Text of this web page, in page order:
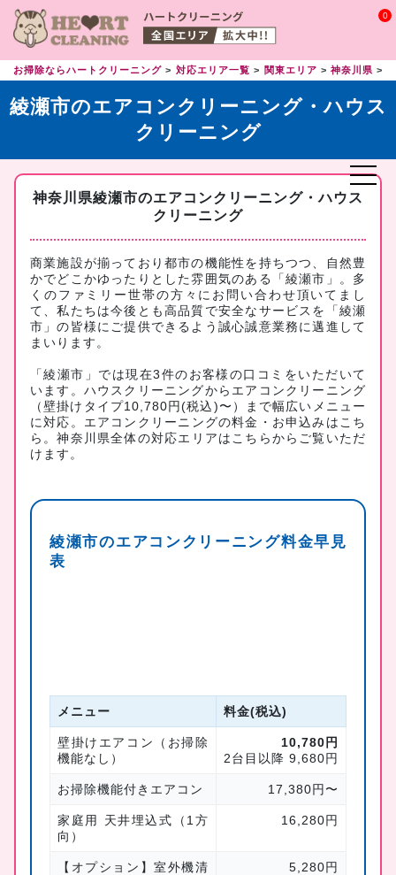
0
お掃除ならハートクリーニング 対応エリア一覧 関東エリア 神奈川県
綾瀬市のエアコンクリーニング・ハウス
クリーニング
神奈川県綾瀬市のエアコンクリーニング・ハウス
クリーニング
商業施設が揃っており都市の機能性を持ちつつ、自然豊
かでどこかゆったりとした雰囲気のある「綾瀬市」。多
くのファミリー世帯の方々にお問い合わせ頂いてまし
て、私たちは今後とも高品質で安全なサービスを「綾瀬
市」の皆様にご提供できるよう誠心誠意業務に邁進して
まいります。
「綾瀬市」では現在3件のお客様の口コミをいただいて
います。ハウスクリーニングからエアコンクリーニング
（壁掛けタイプ10,780円(税込)〜）まで幅広いメニュー
に対応。 エアコンクリーニングの料金・お申込みはこち
ら 。神奈川県全体の対応エリアは こちらからご覧いただ
けます。
綾瀬市のエアコンクリーニング料金早見
表
メニュー 料金(税込)
壁掛けエアコン（お掃除
機能なし）
10,780円
2台目以降 9,680円
お掃除機能付きエアコン 17,380円〜
家庭用 天井埋込式（1方
向）
16,280円
【オプション】室外機清
5,280円